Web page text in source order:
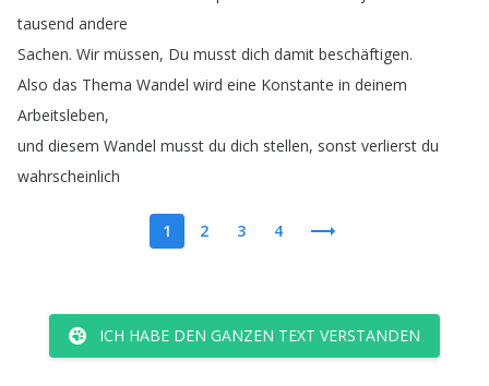
tausend andere
Sachen. Wir müssen, Du musst dich damit beschäftigen.
Also das Thema Wandel wird eine Konstante in deinem
Arbeitsleben,
und diesem Wandel musst du dich stellen, sonst verlierst du
wahrscheinlich
1 2 3 4
ICH HABE DEN GANZEN TEXT VERSTANDEN